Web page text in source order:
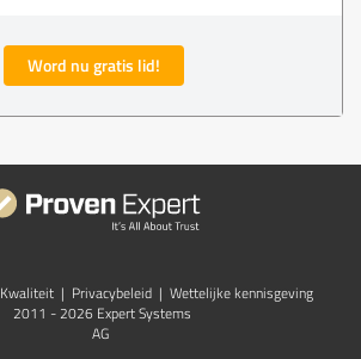
Word nu gratis lid!
Kwaliteit | Privacybeleid | Wettelijke kennisgeving
2011 - 2026 Expert Systems
AG